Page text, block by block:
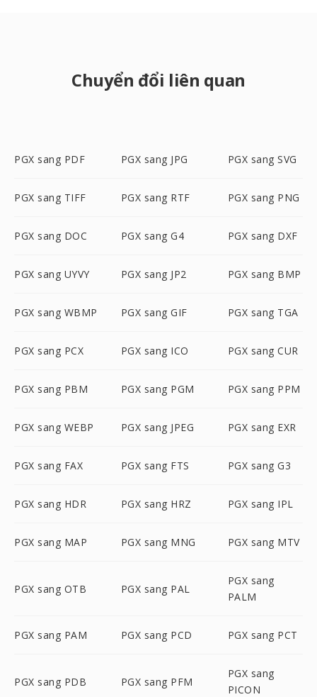
Chuyển đổi liên quan
PGX sang PDF PGX sang JPG PGX sang SVG
PGX sang TIFF PGX sang RTF PGX sang PNG
PGX sang DOC PGX sang G4 PGX sang DXF
PGX sang UYVY PGX sang JP2 PGX sang BMP
PGX sang WBMP PGX sang GIF PGX sang TGA
PGX sang PCX PGX sang ICO PGX sang CUR
PGX sang PBM PGX sang PGM PGX sang PPM
PGX sang WEBP PGX sang JPEG PGX sang EXR
PGX sang FAX PGX sang FTS PGX sang G3
PGX sang HDR PGX sang HRZ PGX sang IPL
PGX sang MAP PGX sang MNG PGX sang MTV
PGX sang OTB PGX sang PAL
PGX sang
PALM
PGX sang PAM PGX sang PCD PGX sang PCT
PGX sang PDB PGX sang PFM
PGX sang
PICON